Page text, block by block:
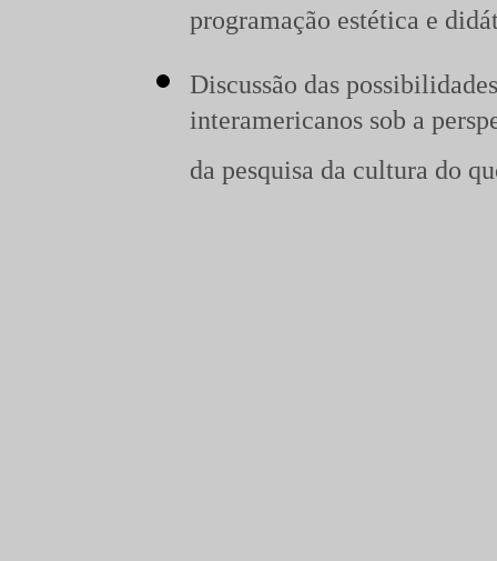
programação estética e
Discussão das
interamericanos sob a
da pesquisa da cultura do